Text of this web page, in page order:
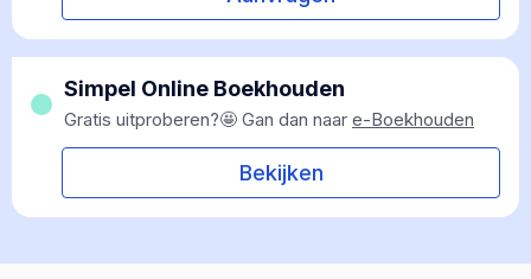
Simpel Online Boekhouden
Gratis uitproberen?🤩 Gan dan naar e-Boekhouden
Bekijken